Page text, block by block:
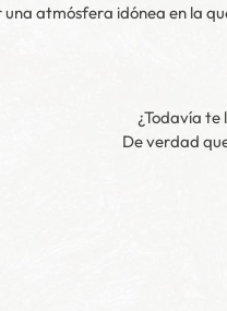
atmósfera idónea en la
¿Todavía te
De verdad